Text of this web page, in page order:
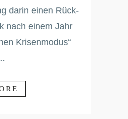
darin einen Rück-
nach einem Jahr
Krisenmodus“